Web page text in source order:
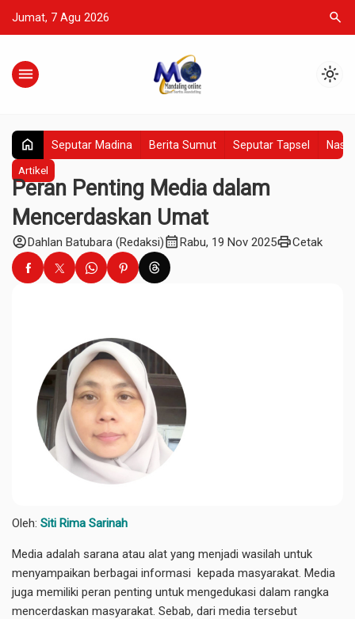
Jumat, 7 Agu 2026 search
menu light_mode
home Seputar Madina Berita Sumut Seputar Tapsel
Artikel
Peran Penting Media dalam
Mencerdaskan Umat
account_circleDahlan Batubara (Redaksi)calendar_monthRabu, 19 Nov 2025printCetak
Oleh: Siti Rima Sarinah
Media adalah sarana atau alat yang menjadi wasilah untuk
menyampaikan berbagai informasi kepada masyarakat. Media
juga memiliki peran penting untuk mengedukasi dalam rangka
mencerdaskan masyarakat. Sebab, dari media tersebut